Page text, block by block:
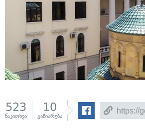
523
წაკითხვა
10
გაზიარება